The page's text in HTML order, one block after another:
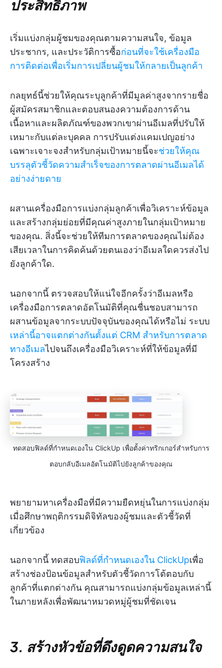
ประสิทธิภาพ
เริ่มแบ่งกลุ่มผู้ชมของคุณตามความสนใจ, ข้อมูล
ประชากร, และประวัติการซื้อก่อนที่จะใช้เครื่องมือ
การติดต่อเพื่อเริ่มการเปลี่ยนผู้ชมให้กลายเป็นลูกค้า
กลยุทธ์นี้ช่วยให้คุณระบุลูกค้าที่มีมูลค่าสูงจากรายชื่อ
ผู้สมัครสมาชิกและตอบสนองความต้องการด้าน
เนื้อหาและผลิตภัณฑ์ของพวกเขาผ่านอีเมลที่ปรับให้
เหมาะกับแต่ละบุคคล การปรับแต่งแคมเปญอย่าง
เฉพาะเจาะจงสำหรับกลุ่มเป้าหมายนี้จะช่วยให้คุณ
บรรลุตัวชี้วัดความสำเร็จของการตลาดผ่านอีเมลได้
อย่างง่ายดาย
ผสานเครื่องมือการแบ่งกลุ่มลูกค้าเพื่อวิเคราะห์ข้อมูล
และสร้างกลุ่มย่อยที่มีคุณค่าสูงภายในกลุ่มเป้าหมาย
ของคุณ. สิ่งนี้จะช่วยให้ทีมการตลาดของคุณไม่ต้อง
เสียเวลาในการคิดค้นด้วยตนเองว่าอีเมลใดควรส่งไป
ยังลูกค้าใด.
นอกจากนี้ ตรวจสอบให้แน่ใจอีกครั้งว่าอีเมลหรือ
เครื่องมือการตลาดอัตโนมัติที่คุณชื่นชอบสามารถ
ผสานข้อมูลจากระบบปัจจุบันของคุณได้หรือไม่ ระบบ
เหล่านี้อาจแตกต่างกันตั้งแต่ CRM สำหรับการตลาด
ทางอีเมลไปจนถึงเครื่องมือวิเคราะห์ที่ให้ข้อมูลที่มี
โครงสร้าง
ทดสอบฟิลด์ที่กำหนดเองใน ClickUp เพื่อตั้งค่าทริกเกอร์สำหรับการ
ตอบกลับอีเมลอัตโนมัติไปยังลูกค้าของคุณ
พยายามหาเครื่องมือที่มีความยืดหยุ่นในการแบ่งกลุ่ม
เมื่อศึกษาพฤติกรรมดิจิทัลของผู้ชมและตัวชี้วัดที่
เกี่ยวข้อง
นอกจากนี้ ทดสอบฟิลด์ที่กำหนดเองใน ClickUpเพื่อ
สร้างช่องป้อนข้อมูลสำหรับตัวชี้วัดการโต้ตอบกับ
ลูกค้าที่แตกต่างกัน คุณสามารถแบ่งกลุ่มข้อมูลเหล่านี้
ในภายหลังเพื่อพัฒนาหมวดหมู่ผู้ชมที่ชัดเจน
3. สร้างหัวข้อที่ดึงดูดความสนใจ